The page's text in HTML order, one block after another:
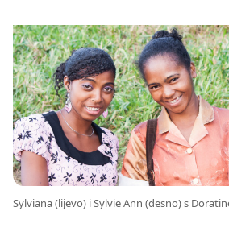
Sylviana (lijevo) i Sylvie Ann (desno) s